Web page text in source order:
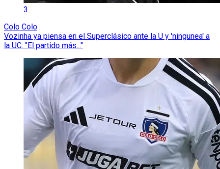
3
Colo Colo
Vozinha ya piensa en el Superclásico ante la U y 'ningunea' a
la UC: "El partido más..."